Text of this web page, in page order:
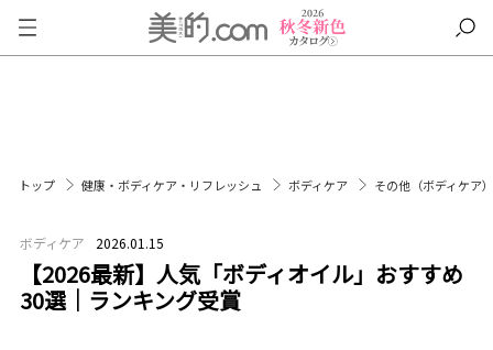
トップ 健康・ボディケア・リフレッシュ ボディケア その他（ボディケア
ボディケア 2026.01.15
【2026最新】人気「ボディオイル」おすすめ
30選｜ランキング受賞